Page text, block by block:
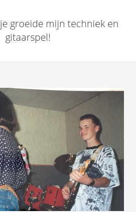
groeide mijn techniek en
gitaarspel!